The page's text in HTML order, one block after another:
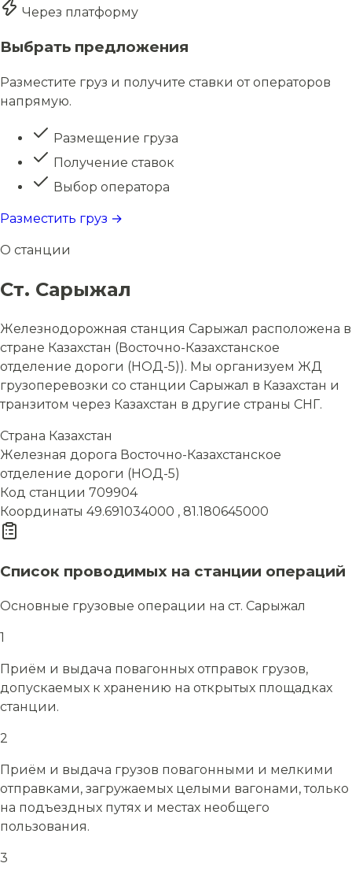
Через платформу
Выбрать предложения
Разместите груз и получите ставки от операторов
напрямую.
Размещение груза
Получение ставок
Выбор оператора
Разместить груз →
О станции
Ст. Сарыжал
Железнодорожная станция Сарыжал расположена в
стране Казахстан (Восточно-Казахстанское
отделение дороги (НОД-5)). Мы организуем ЖД
грузоперевозки со станции Сарыжал в Казахстан и
транзитом через Казахстан в другие страны СНГ.
Страна Казахстан
Железная дорога Восточно-Казахстанское
отделение дороги (НОД-5)
Код станции 709904
Координаты 49.691034000 , 81.180645000
Список проводимых на станции операций
Основные грузовые операции на ст. Сарыжал
1
Приём и выдача повагонных отправок грузов,
допускаемых к хранению на открытых площадках
станции.
2
Приём и выдача грузов повагонными и мелкими
отправками, загружаемых целыми вагонами, только
на подъездных путях и местах необщего
пользования.
3